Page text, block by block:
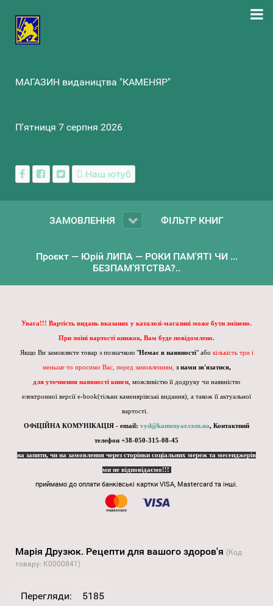
МАГАЗИН видаництва "КАМЕНЯР"
П'ятниця 7 серпня 2026
Наш ютуб
ЗАМОВЛЕННЯ ФІЛЬТР КНИГ
Проєкт — Юрій ЛИПА — РОКИ ПАМ'ЯТІ ЧИ ...
БЕЗПАМ’ЯТСТВА?..
Увага!!! Вартість видань вказаних у каталозі-магазині може бути змінено.
При зміні вартості книжок, Вам буде повідомлено.
Якщо Ви замовляєте товар з позначкою "Немає в наявності" або кількість три і
меньше то просимо Вас, перед замовленням, з нами зв'язатися,
для уточнення наявності книги , можливістю її додруку чи наявністю
електронної версії e-book(тільки каменярівські видання), а також її актуальної
вартості.
ОФіЦІЙНА КОМУНІКАЦІЯ - email: vyd@kamenyar.com.ua, Контактний
телефон +38-050-315-08-45
на запити, чи на замовлення через сторінки соціальних мереж та месенджерів
ми не відповідаємо!!!
приймамо до оплати банківські картки VISA, Mastercard та інші.
Марія Друзюк. Рецепти для вашого здоров'я (Код
товару: K0000841 )
Перегляди: 5185